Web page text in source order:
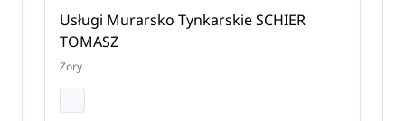
Usługi Murarsko Tynkarskie SCHIER
TOMASZ
Żory